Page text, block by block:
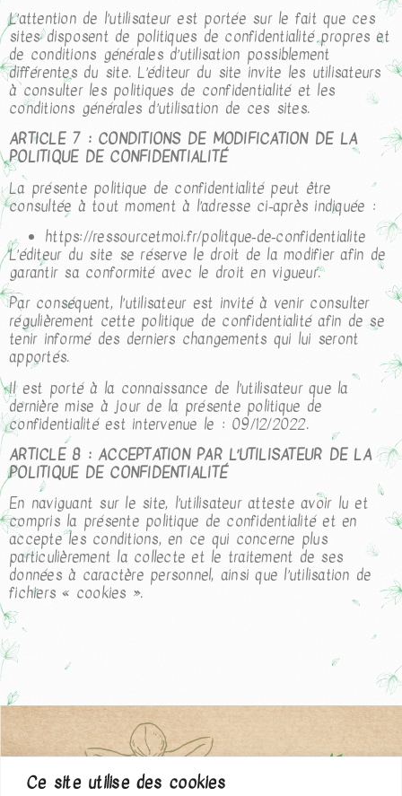
Ce site utilise des cookies
L’attention de l’utilisateur est portée sur le fait que ces
sites disposent de politiques de confidentialité propres et
de conditions générales d’utilisation possiblement
différentes du site. L’éditeur du site invite les utilisateurs
à consulter les politiques de confidentialité et les
conditions générales d’utilisation de ces sites.
ARTICLE 7 : CONDITIONS DE MODIFICATION DE LA
POLITIQUE DE CONFIDENTIALITÉ
La présente politique de confidentialité peut être
consultée à tout moment à l’adresse ci-après indiquée :
https://ressourcetmoi.fr/politque-de-confidentialite
L’éditeur du site se réserve le droit de la modifier afin de
garantir sa conformité avec le droit en vigueur.
Par conséquent, l’utilisateur est invité à venir consulter
régulièrement cette politique de confidentialité afin de se
tenir informé des derniers changements qui lui seront
apportés.
Il est porté à la connaissance de l’utilisateur que la
dernière mise à jour de la présente politique de
confidentialité est intervenue le : 09/12/2022.
ARTICLE 8 : ACCEPTATION PAR L’UTILISATEUR DE LA
POLITIQUE DE CONFIDENTIALITÉ
En naviguant sur le site, l’utilisateur atteste avoir lu et
compris la présente politique de confidentialité et en
accepte les conditions, en ce qui concerne plus
particulièrement la collecte et le traitement de ses
données à caractère personnel, ainsi que l’utilisation de
fichiers « cookies ».